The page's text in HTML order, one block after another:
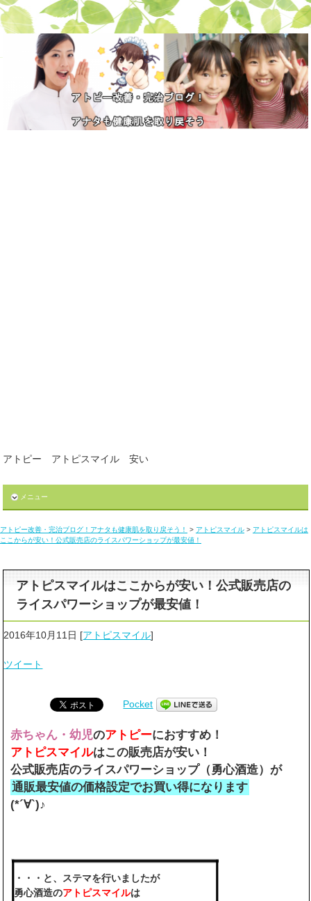
アトピー アトピスマイル 安い
メニュー
アトピー改善・完治ブログ！アナタも健康肌を取り戻そう！ > アトピスマイル > アトピスマイルは
ここからが安い！公式販売店のライスパワーショップが最安値！
アトピスマイルはここからが安い！公式販売店の
ライスパワーショップが最安値！
2016年10月11日 [アトピスマイル]
ツイート
Pocket
赤ちゃん・幼児のアトピーにおすすめ！
アトピスマイルはこの販売店が安い！
公式販売店のライスパワーショップ（勇心酒造）が
通販最安値の価格設定でお買い得になります
(*´∀`)♪
・・・と、ステマを行いましたが
勇心酒造のアトピスマイルは